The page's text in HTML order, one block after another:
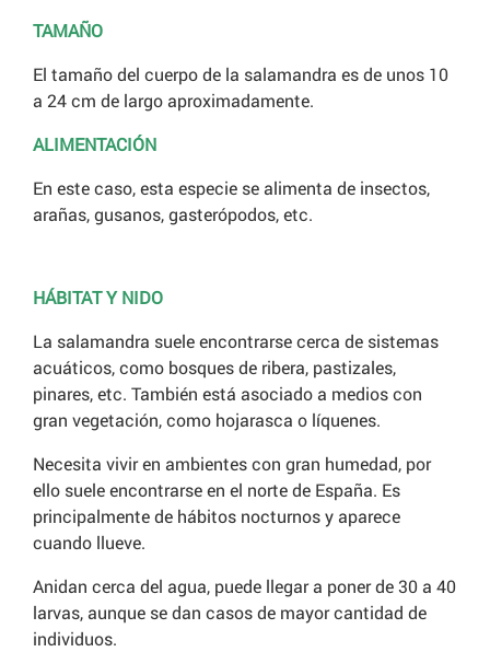
TAMAÑO
El tamaño del cuerpo de la salamandra es de unos 10
a 24 cm de largo aproximadamente.
ALIMENTACIÓN
En este caso, esta especie se alimenta de insectos,
arañas, gusanos, gasterópodos, etc.
HÁBITAT Y NIDO
La salamandra suele encontrarse cerca de sistemas
acuáticos, como bosques de ribera, pastizales,
pinares, etc. También está asociado a medios con
gran vegetación, como hojarasca o líquenes.
Necesita vivir en ambientes con gran humedad, por
ello suele encontrarse en el norte de España. Es
principalmente de hábitos nocturnos y aparece
cuando llueve.
Anidan cerca del agua, puede llegar a poner de 30 a 40
larvas, aunque se dan casos de mayor cantidad de
individuos.